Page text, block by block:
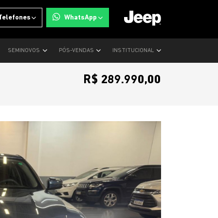
WhatsApp
SEMINOVOS PÓS-VENDAS INSTITUCIONAL
R$ 289.990,00